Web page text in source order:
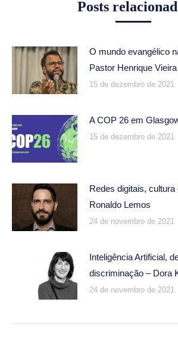
Posts
O mundo evangélico
Pastor Henrique Vieira
15 de dezembro de 2021
A COP 26 em
15 de dezembro de 2021
Redes digitais, cultura
Ronaldo Lemos
24 de novembro de 2021
Inteligência Artificial,
discriminação – Dora
24 de novembro de 2021